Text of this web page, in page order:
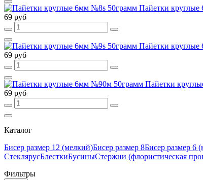
Пайетки
69 руб
Пайетки
69 руб
Пайетки
69 руб
Каталог
Бисер размер 12 (мелкий)Бисер размер 8Бисер размер 6
СтеклярусБлесткиБусиныСтержни (флористическая
Фильтры